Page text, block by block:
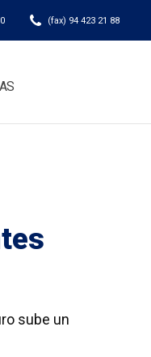
(fax) 94 423 21 88
sube un